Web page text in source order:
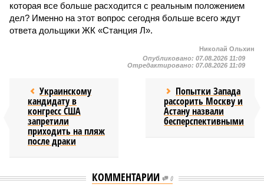
которая все больше расходится с реальным положением
дел? Именно на этот вопрос сегодня больше всего ждут
ответа дольщики ЖК «Станция Л».
Николай Ольхин
Опубликовано: 07.08.2026 11:09
Отредактировано: 07.08.2026 11:09
Украинскому
кандидату в
конгресс США
запретили
приходить на пляж
после драки
Попытки Запада
рассорить Москву и
Астану назвали
бесперспективными
КОММЕНТАРИИ 0